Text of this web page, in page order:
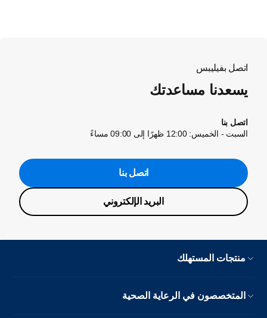
اتصل بفيليبس
يسعدنا مساعدتك
اتصل بنا
السبت - الخميس: 12:00 ظهرًا إلى 09:00 مساءً
اتصل بنا
البريد الإلكتروني
منتجات المستهلك
المتخصصون في الرعاية الصحية